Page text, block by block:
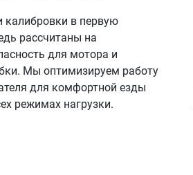
калибровки в первую
рассчитаны на
для мотора и
Мы оптимизируем работу
для комфортной езды
режимах нагрузки.